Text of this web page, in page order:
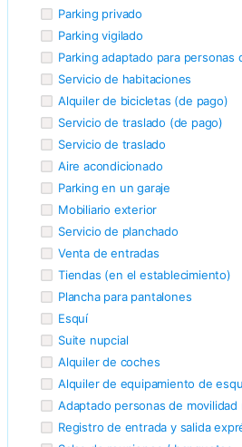
Parking privado
Parking vigilado
Parking adaptado para personas
Servicio de habitaciones
Alquiler de bicicletas (de pago)
Servicio de traslado (de pago)
Servicio de traslado
Aire acondicionado
Parking en un garaje
Mobiliario exterior
Servicio de planchado
Venta de entradas
Tiendas (en el establecimiento)
Plancha para pantalones
Esquí
Suite nupcial
Alquiler de coches
Alquiler de equipamiento de
Adaptado personas de movilidad
Registro de entrada y salida